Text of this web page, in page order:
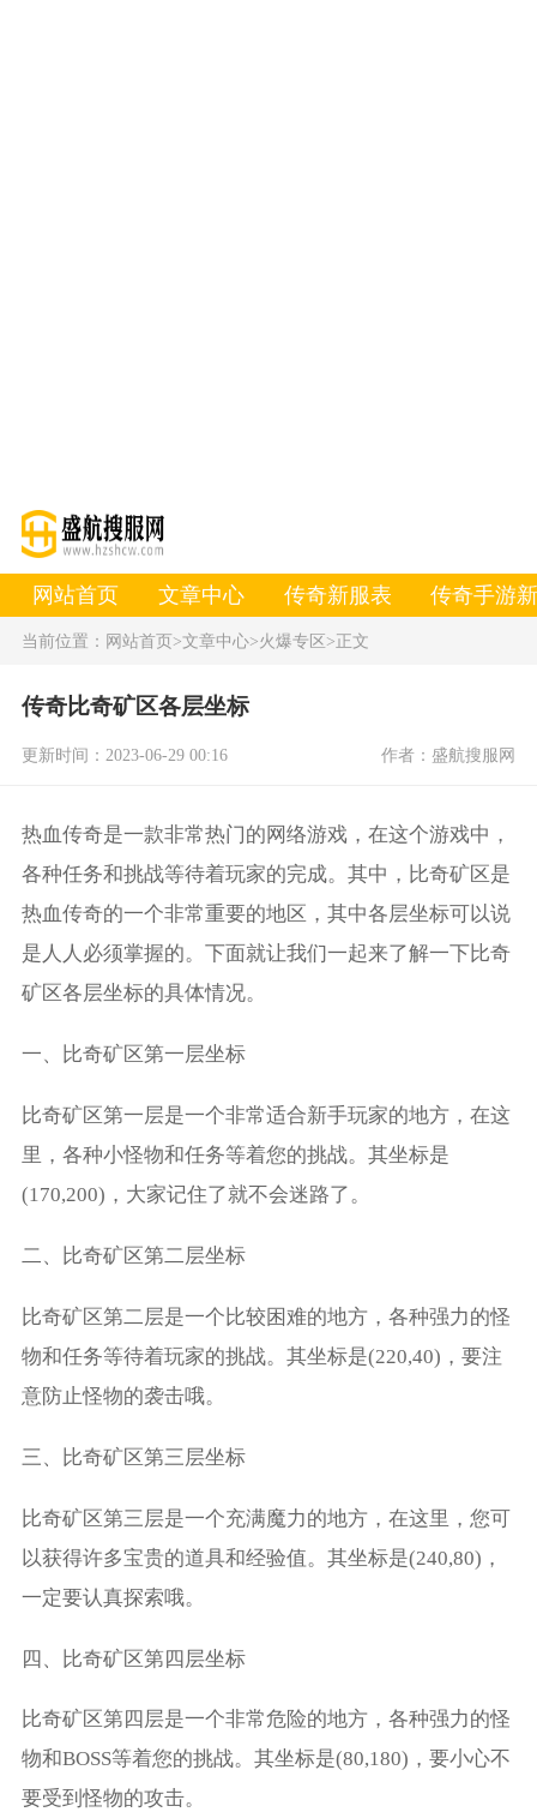
网站首页 文章中心 传奇新服表 传奇手游
当前位置： 网站首页>文章中心>火爆专区>正文
传奇比奇矿区各层坐标
更新时间：2023-06-29 00:16 作者：盛航搜服网
热血传奇是一款非常热门的网络游戏，在这个游戏中，
各种任务和挑战等待着玩家的完成。其中，比奇矿区是
热血传奇的一个非常重要的地区，其中各层坐标可以说
是人人必须掌握的。下面就让我们一起来了解一下比奇
矿区各层坐标的具体情况。
一、比奇矿区第一层坐标
比奇矿区第一层是一个非常适合新手玩家的地方，在这
里，各种小怪物和任务等着您的挑战。其坐标是
(170,200)，大家记住了就不会迷路了。
二、比奇矿区第二层坐标
比奇矿区第二层是一个比较困难的地方，各种强力的怪
物和任务等待着玩家的挑战。其坐标是(220,40)，要注
意防止怪物的袭击哦。
三、比奇矿区第三层坐标
比奇矿区第三层是一个充满魔力的地方，在这里，您可
以获得许多宝贵的道具和经验值。其坐标是(240,80)，
一定要认真探索哦。
四、比奇矿区第四层坐标
比奇矿区第四层是一个非常危险的地方，各种强力的怪
物和BOSS等着您的挑战。其坐标是(80,180)，要小心不
要受到怪物的攻击。